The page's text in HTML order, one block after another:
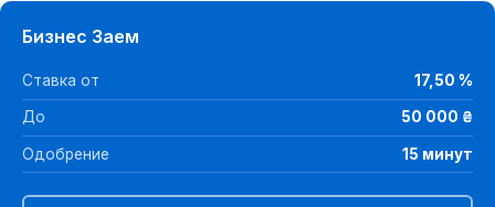
Бизнес Заем
Ставка от 17,50 %
До 50 000 ₴
Одобрение 15 минут